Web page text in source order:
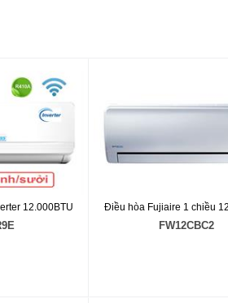
12.000BTU Điều hòa Fujiaire 1 chiều
FW12CBC2